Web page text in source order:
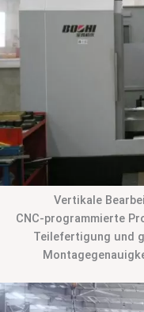
Vertikale
CNC-programmierte
Teilefertigung und